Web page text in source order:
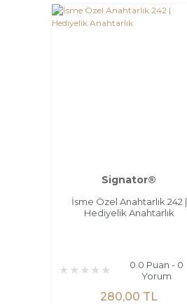
Signator®
İsme Özel Anahtarlık 242 |
Hediyelik Anahtarlık
0.0 Puan - 0
Yorum
280,00 TL